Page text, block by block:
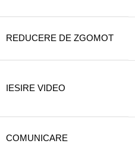
REDUCERE DE ZGOMOT
IESIRE VIDEO
COMUNICARE